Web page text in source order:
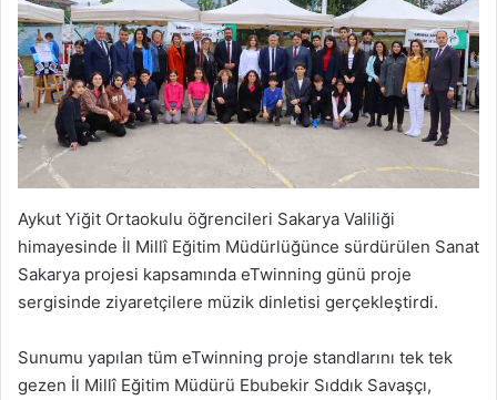
Aykut Yiğit Ortaokulu öğrencileri Sakarya Valiliği
himayesinde İl Millî Eğitim Müdürlüğünce sürdürülen Sanat
Sakarya projesi kapsamında eTwinning günü proje
sergisinde ziyaretçilere müzik dinletisi gerçekleştirdi.
Sunumu yapılan tüm eTwinning proje standlarını tek tek
gezen İl Millî Eğitim Müdürü Ebubekir Sıddık Savaşçı,